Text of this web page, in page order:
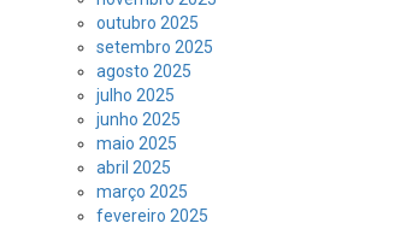
outubro 2025
setembro 2025
agosto 2025
julho 2025
junho 2025
maio 2025
abril 2025
março 2025
fevereiro 2025